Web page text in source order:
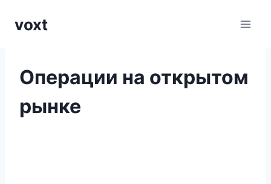
voxt
Операции на открытом
рынке